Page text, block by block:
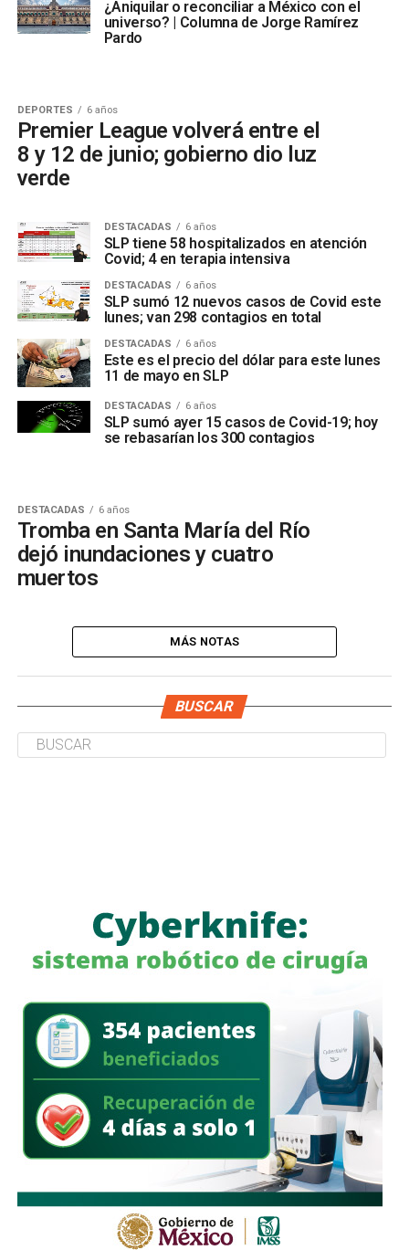
¿Aniquilar o reconciliar a México con el
universo? | Columna de Jorge Ramírez
Pardo
DEPORTES 6 años
Premier League volverá entre el
8 y 12 de junio; gobierno dio luz
verde
DESTACADAS 6 años
SLP tiene 58 hospitalizados en atención
Covid; 4 en terapia intensiva
DESTACADAS 6 años
SLP sumó 12 nuevos casos de Covid este
lunes; van 298 contagios en total
DESTACADAS 6 años
Este es el precio del dólar para este lunes
11 de mayo en SLP
DESTACADAS 6 años
SLP sumó ayer 15 casos de Covid-19; hoy
se rebasarían los 300 contagios
DESTACADAS 6 años
Tromba en Santa María del Río
dejó inundaciones y cuatro
muertos
MÁS NOTAS
BUSCAR